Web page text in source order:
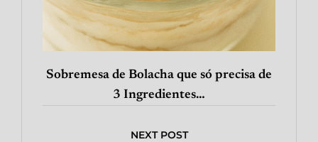
Sobremesa de Bolacha que só precisa de
3 Ingredientes…
NEXT POST